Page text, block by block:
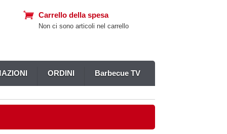
Carrello della spesa
Non ci sono articoli nel carrello
ORDINI Barbecue TV